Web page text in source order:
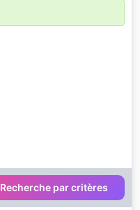
Recherche par critères